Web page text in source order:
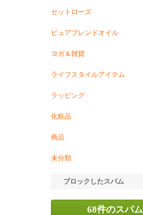
セットローズ
ピュアブレンドオイル
ヨガ＆雑貨
ライフスタイルアイテム
ラッピング
化粧品
商品
未分類
ブロックしたスパム
68件のスパム